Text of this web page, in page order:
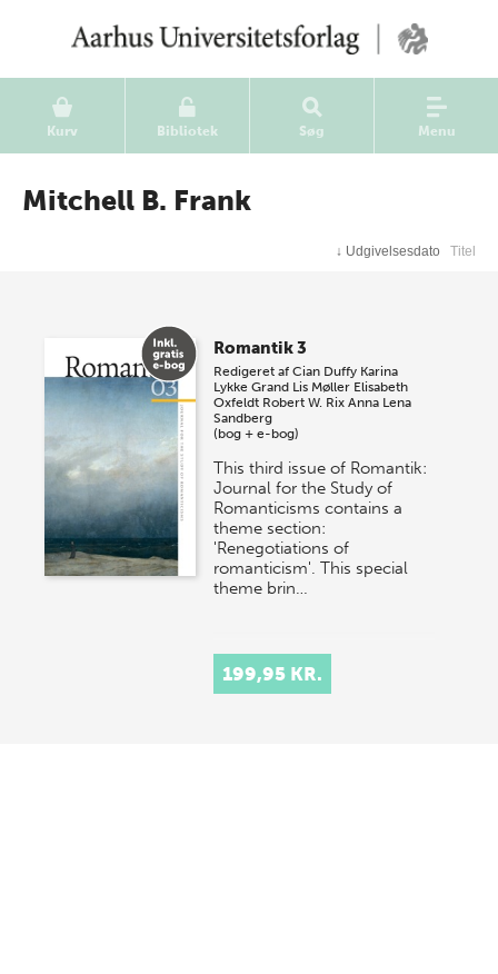
Kurv Bibliotek Søg Menu
Mitchell B. Frank
↓ Udgivelsesdato Titel
Romantik 3
Redigeret afCian Duffy Karina
Lykke Grand Lis Møller Elisabeth
Oxfeldt Robert W. Rix Anna Lena
Sandberg
(bog + e-bog)
This third issue of Romantik:
Journal for the Study of
Romanticisms contains a
theme section:
'Renegotiations of
romanticism'. This special
theme brin…
199,95 KR.